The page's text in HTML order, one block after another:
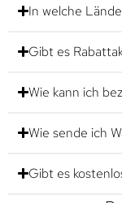
In welche
Gibt es
Wie kann ich
Wie sende ich
Gibt es